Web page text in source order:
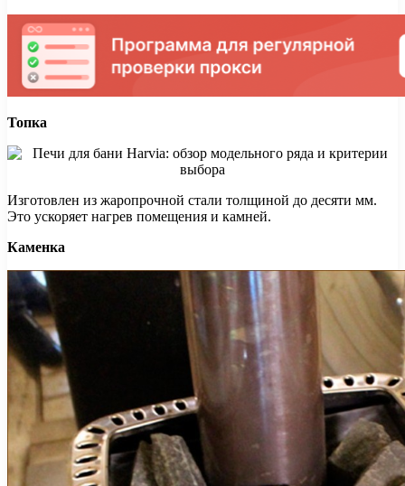
Топка
Изготовлен из жаропрочной стали толщиной до десяти мм.
Это ускоряет нагрев помещения и камней.
Каменка